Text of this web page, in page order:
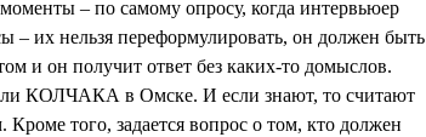
– по самому опросу, когда интервьюер
– их нельзя переформулировать, он должен быть
и он получит ответ без каких-то домыслов.
КОЛЧАКА в Омске. И если знают, то считают
того, задается вопрос о том, кто должен